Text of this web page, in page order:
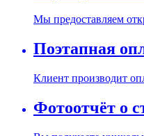
Мы предоставляем
Поэтапная
Клиент производит
Фотоотчёт о